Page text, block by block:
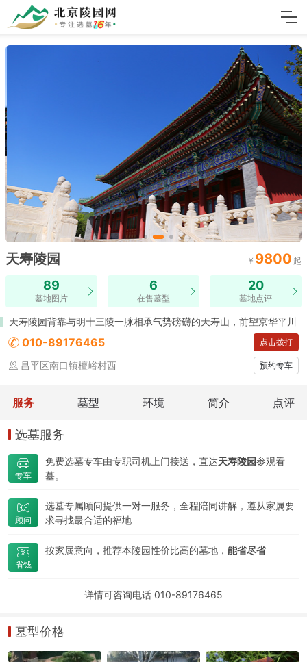
天寿陵园 9800
89
墓地图片
6
在售墓型
20
墓地点评
天寿陵园背靠与明十三陵一脉相承气势磅礴的天寿山，前望京华平川
010-89176465 点击拨打
昌平区南口镇檀峪村西 预约专车
服务 墓型 环境 简介 点评
选墓服务
专车
免费选墓专车由专职司机上门接送，直达天寿陵园参观看
墓。
顾问
选墓专属顾问提供一对一服务，全程陪同讲解，遵从家属要
求寻找最合适的福地
省钱
按家属意向，推荐本陵园性价比高的墓地， 能省尽省
详情可咨询电话 010-89176465
墓型价格